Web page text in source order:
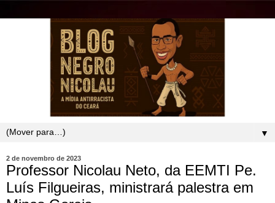
▼
2 de novembro de 2023
Professor Nicolau Neto, da EEMTI Pe.
Luís Filgueiras, ministrará palestra em